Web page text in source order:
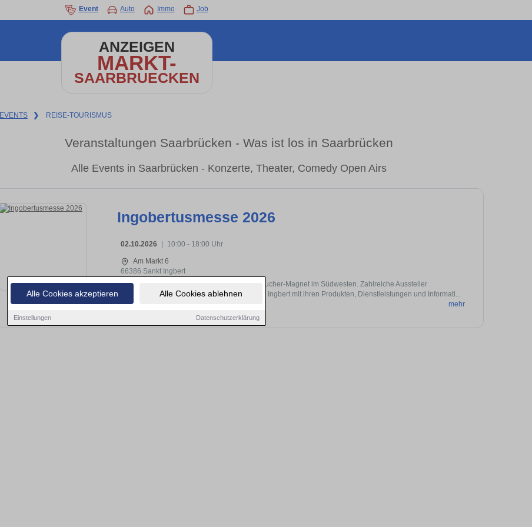
Alle Cookies akzeptieren Alle Cookies ablehnen
Einstellungen Datenschutzerklärung
Event Auto Immo Job
ANZEIGEN
MARKT-
SAARBRUECKEN
EVENTS ❯ REISE-TOURISMUS
Veranstaltungen Saarbrücken - Was ist los in Saarbrücken
Alle Events in Saarbrücken - Konzerte, Theater, Comedy Open Airs
Ingobertusmesse 2026
02.10.2026 | 10:00 - 18:00 Uhr
Am Markt 6
66386 Sankt Ingbert
Die Ingobertusmesse Sankt Ingbert ist der Besucher-Magnet im Südwesten. Zahlreiche Aussteller
präsentieren sich auf der Ingobertus-Messe St. Ingbert mit ihren Produkten, Dienstleistungen und Informati...
mehr